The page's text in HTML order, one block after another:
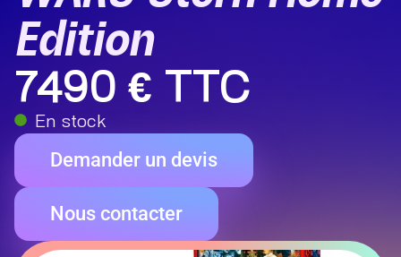
Edition
7490 € TTC
En stock
Demander un devis
Nous contacter